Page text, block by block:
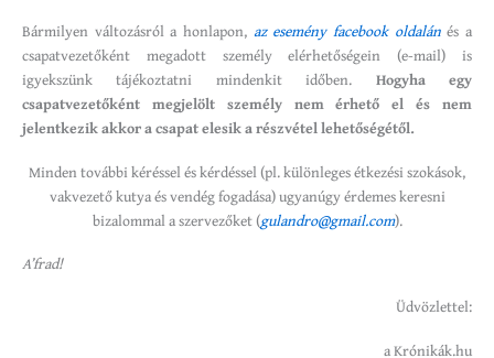
Bármilyen változásról a honlapon, az esemény facebook oldalánés a
csapatvezetőként megadott személy elérhetőségein (e-mail) is
igyekszünk tájékoztatni mindenkit időben. Hogyha egy
csapatvezetőként megjelölt személy nem érhető el és nem
jelentkezik akkor a csapat elesik a részvétel lehetőségétől.
Minden további kéréssel és kérdéssel (pl. különleges étkezési szokások,
vakvezető kutya és vendég fogadása) ugyanúgy érdemes keresni
bizalommal a szervezőket (gulandro@gmail.com).
A’frad!
Üdvözlettel:
a Krónikák.hu